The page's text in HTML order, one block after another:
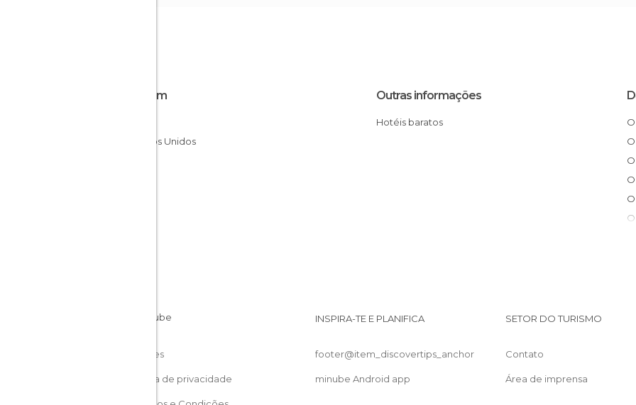
Fica em
Estados Unidos
Outras informações
Hotéis baratos
Cookies
Política de privacidade
INSPIRA-TE E PLANIFICA
footer@item_discovertips_anchor
minube Android app
SETOR DO TURISMO
Contato
Área de imprensa